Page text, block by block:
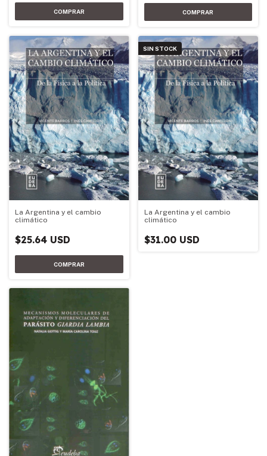
La Argentina y el cambio
climático
$25.64 USD
SIN STOCK
La Argentina y el cambio
climático
$31.00 USD